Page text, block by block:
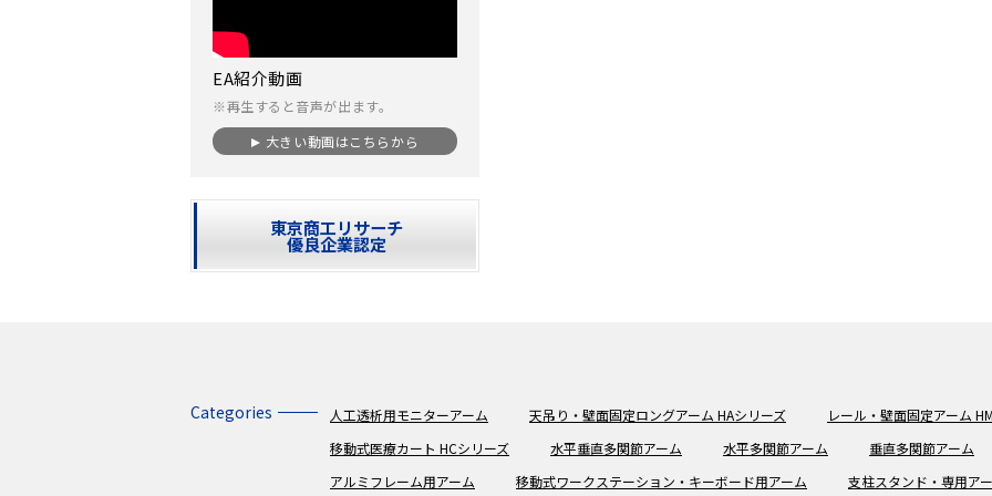
EA紹介動画
※再生すると音声が出ます。
大きい動画はこちらから
東京商工リサーチ
優良企業認定
Categories 人工透析用モニターアーム 天吊り・壁面固定ロングアーム HAシリーズ
レール・壁面固定アーム
移動式医療カート HCシリーズ
水平垂直多関節アーム 水平多関節アーム 垂直多関節アーム
アルミフレーム用アーム
移動式ワークステーション・キーボード用アーム 支柱スタンド・専用ア